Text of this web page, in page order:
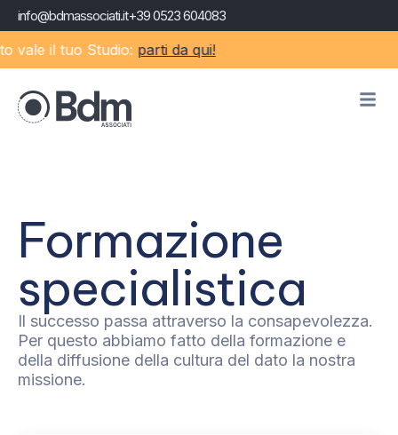
info@bdmassociati.it+39 0523 604083
il tuo Studio:parti da qui!
Formazione
specialistica
Il successo passa attraverso la consapevolezza.
Per questo abbiamo fatto della formazione e
della diffusione della cultura del dato la nostra
missione.